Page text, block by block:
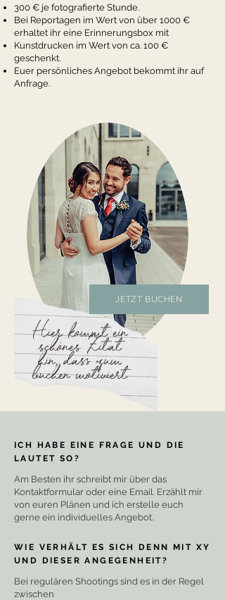
300 € je fotografierte Stunde.
Bei Reportagen im Wert von über 1000 €
erhaltet ihr eine Erinnerungsbox mit
Kunstdrucken im Wert von ca. 100 €
geschenkt.
Euer persönliches Angebot bekommt ihr auf
Anfrage.
Hier kommt ein
schönes Zitat
hin, dass zum
buchen motiviert
JETZT BUCHEN
ICH HABE EINE FRAGE UND DIE
LAUTET SO?
Am Besten ihr schreibt mir über das
Kontaktformular oder eine Email. Erzählt mir
von euren Plänen und ich erstelle euch
gerne ein individuelles Angebot.
WIE VERHÄLT ES SICH DENN MIT XY
UND DIESER ANGEGENHEIT?
Bei regulären Shootings sind es in der Regel
zwischen